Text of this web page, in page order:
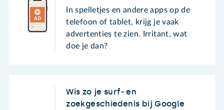
In spelletjes en andere apps op de
telefoon of tablet, krijg je vaak
advertenties te zien. Irritant, wat
doe je dan?
Wis zo je surf- en
zoekgeschiedenis bij Google